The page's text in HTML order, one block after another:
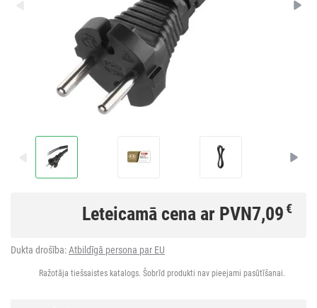
Leteicamā cena ar PVN7,09€
Dukta drošība:Atbildīgā persona par EU
Ražotāja tiešsaistes katalogs. Šobrīd produkti nav pieejami pasūtīšanai.